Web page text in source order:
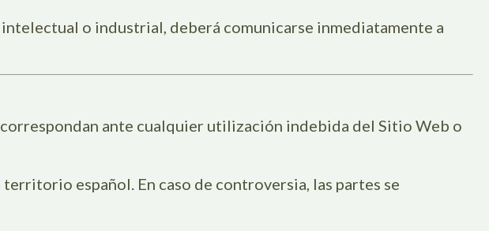
o industrial, deberá comunicarse inmediatamente a
ante cualquier utilización indebida del Sitio Web o
español. En caso de controversia, las partes se